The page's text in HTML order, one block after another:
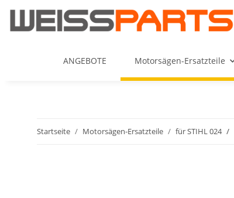
ANGEBOTE Motorsägen-Ersatzteile
Startseite Motorsägen-Ersatzteile für STIHL 024